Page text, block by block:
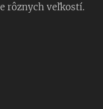
rôznych veľkostí.